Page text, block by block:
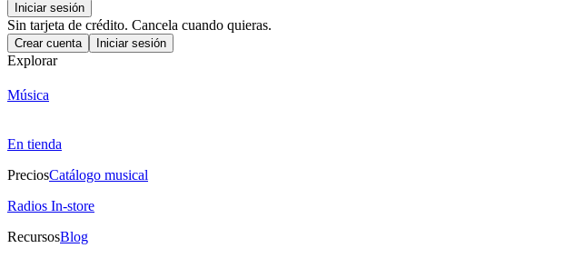
Iniciar sesión
Sin tarjeta de crédito. Cancela cuando quieras.
Crear cuenta Iniciar sesión
Explorar
Música
En tienda
PreciosCatálogo musical
Radios In-store
RecursosBlog